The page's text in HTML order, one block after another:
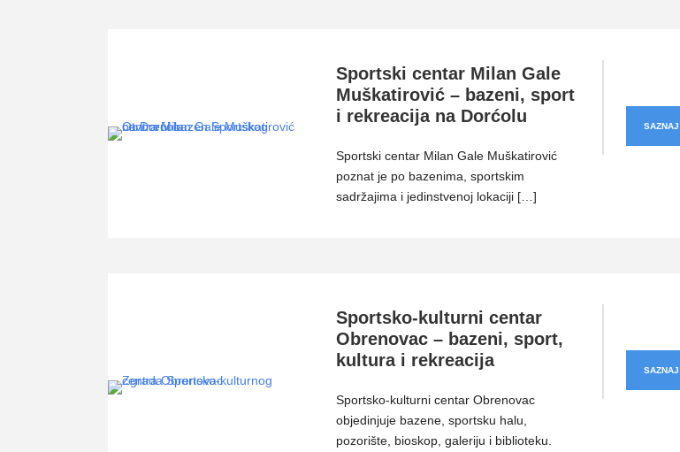
Sportski centar Milan Gale
Muškatirović – bazeni, sport
i rekreacija na Dorćolu
Sportski centar Milan Gale Muškatirović
poznat je po bazenima, sportskim
sadržajima i jedinstvenoj lokaciji […]
Sportsko-kulturni centar
Obrenovac – bazeni, sport,
kultura i rekreacija
Sportsko-kulturni centar Obrenovac
objedinjuje bazene, sportsku halu,
pozorište, bioskop, galeriju i biblioteku.